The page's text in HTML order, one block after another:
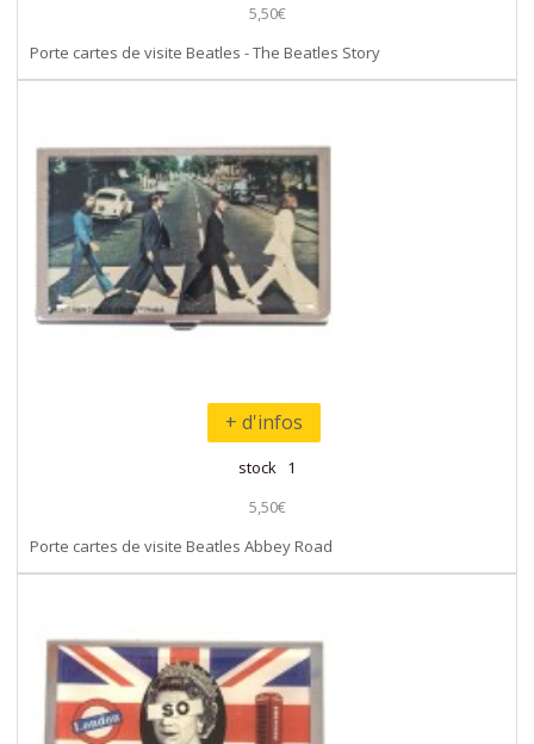
5,50€
Porte cartes de visite Beatles - The Beatles Story
+ d'infos
stock 1
5,50€
Porte cartes de visite Beatles Abbey Road